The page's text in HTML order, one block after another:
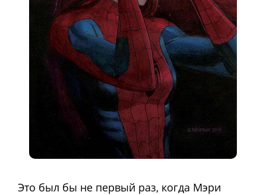
Это был бы не первый раз, когда Мэри